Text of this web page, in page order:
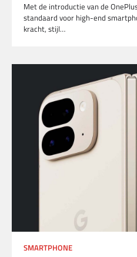
Met de introductie van de
standaard voor high-end
kracht, stijl…
SMARTPHONE